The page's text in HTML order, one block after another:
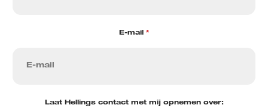
E-mail *
Laat Hellings contact met mij opnemen over: